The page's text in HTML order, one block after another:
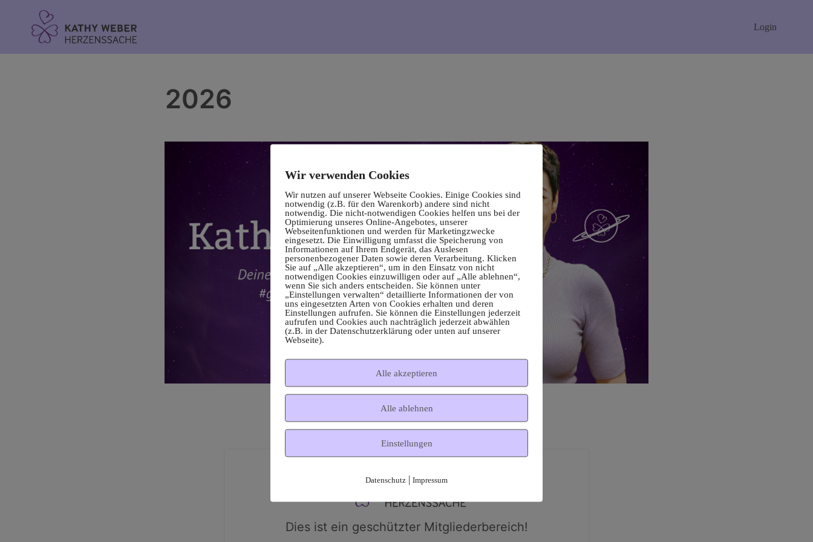
Login
2026
Dies ist ein geschützter Mitgliederbereich!
Wir verwenden Cookies
Wir nutzen auf unserer Webseite Cookies. Einige Cookies sind
notwendig (z.B. für den Warenkorb) andere sind nicht
notwendig. Die nicht-notwendigen Cookies helfen uns bei der
Optimierung unseres Online-Angebotes, unserer
Webseitenfunktionen und werden für Marketingzwecke
eingesetzt. Die Einwilligung umfasst die Speicherung von
Informationen auf Ihrem Endgerät, das Auslesen
personenbezogener Daten sowie deren Verarbeitung. Klicken
Sie auf „Alle akzeptieren“, um in den Einsatz von nicht
notwendigen Cookies einzuwilligen oder auf „Alle ablehnen“,
wenn Sie sich anders entscheiden. Sie können unter
„Einstellungen verwalten“ detaillierte Informationen der von
uns eingesetzten Arten von Cookies erhalten und deren
Einstellungen aufrufen. Sie können die Einstellungen jederzeit
aufrufen und Cookies auch nachträglich jederzeit abwählen
(z.B. in der Datenschutzerklärung oder unten auf unserer
Webseite).
Alle akzeptieren
Alle ablehnen
Einstellungen
Datenschutz | Impressum